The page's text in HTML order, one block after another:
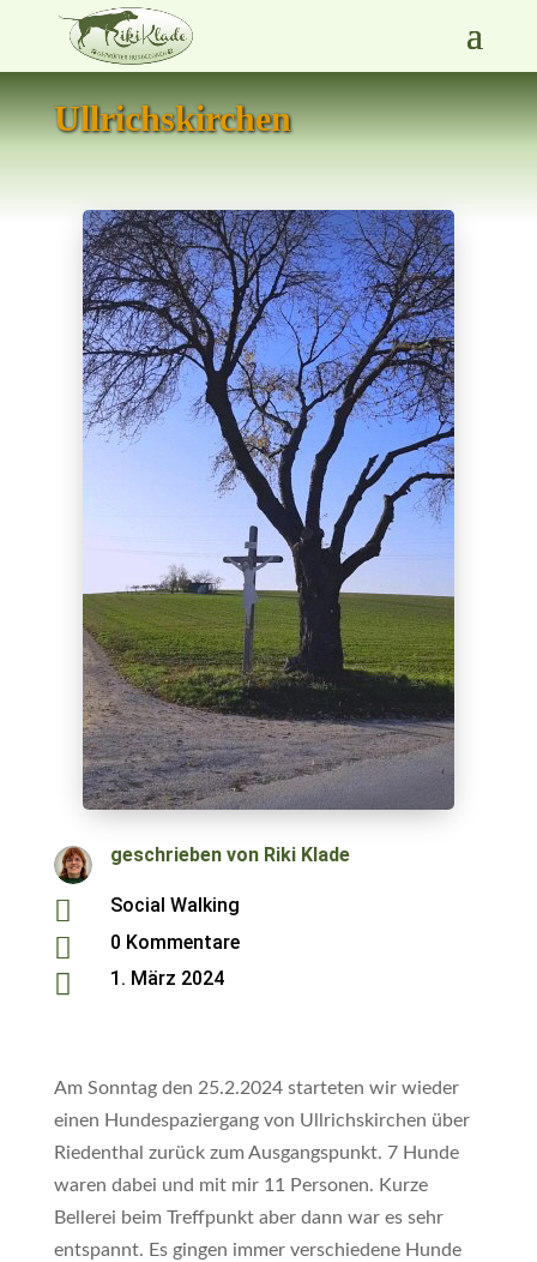
Ullrichskirchen
geschrieben von Riki Klade
 Social Walking
 0 Kommentare
 1. März 2024
Am Sonntag den 25.2.2024 starteten wir wieder
einen Hundespaziergang von Ullrichskirchen über
Riedenthal zurück zum Ausgangspunkt. 7 Hunde
waren dabei und mit mir 11 Personen. Kurze
Bellerei beim Treffpunkt aber dann war es sehr
entspannt. Es gingen immer verschiedene Hunde